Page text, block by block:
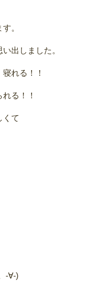
。
出しました。
れる！！
る！！
くて
-∀-)